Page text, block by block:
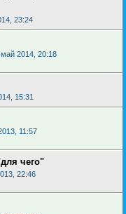
23:24
май 2014, 20:18
15:31
11:57
чего"
22:46